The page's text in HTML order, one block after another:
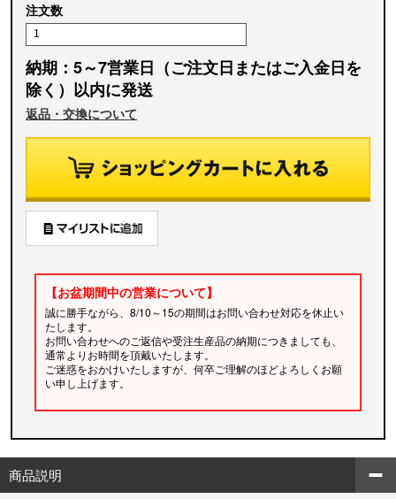
注文数
納期：5～7営業日（ご注文日またはご入金日を
除く）以内に発送
返品・交換について
【お盆期間中の営業について】
誠に勝手ながら、8/10～15の期間はお問い合わせ対応を休止い
たします。
お問い合わせへのご返信や受注生産品の納期につきましても、
通常よりお時間を頂戴いたします。
ご迷惑をおかけいたしますが、何卒ご理解のほどよろしくお願
い申し上げます。
商品説明